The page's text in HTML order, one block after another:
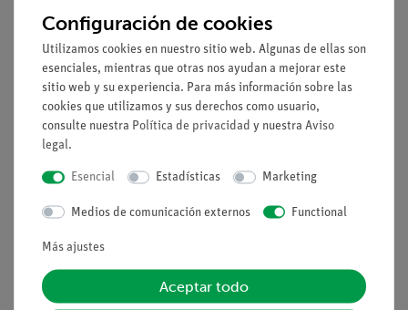
Nach oben
Aviso lega
Condiciones comerciales generales
Declaración de privacidad
Servicio
Configuración de cookies
Utilizamos cookies en nuestro sitio web. Algunas de ellas son
esenciales, mientras que otras nos ayudan a mejorar este
sitio web y su experiencia. Para más información sobre las
cookies que utilizamos y sus derechos como usuario,
consulte nuestra Política de privacidad y nuestra Aviso
legal.
Esencial Estadísticas Marketing
Medios de comunicación externos Functional
Más ajustes
Aceptar todo